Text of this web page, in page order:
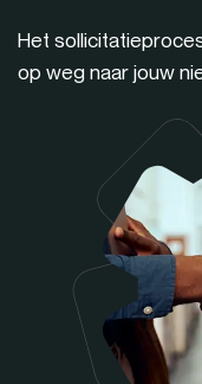
Het
op weg naar jouw